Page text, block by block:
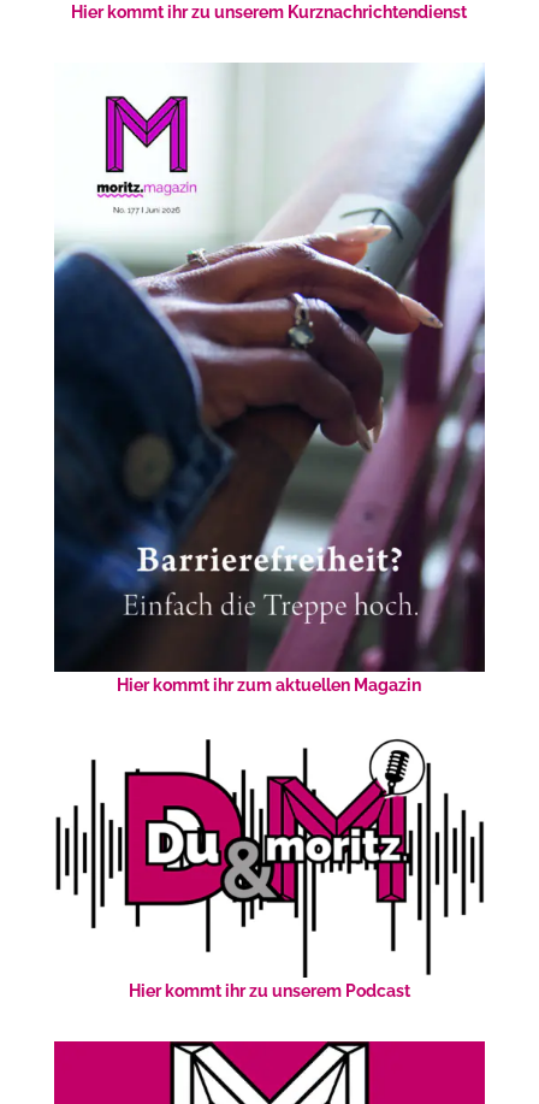
Hier kommt ihr zu unserem Kurznachrichtendienst
Hier kommt ihr zum aktuellen Magazin
Hier kommt ihr zu unserem Podcast